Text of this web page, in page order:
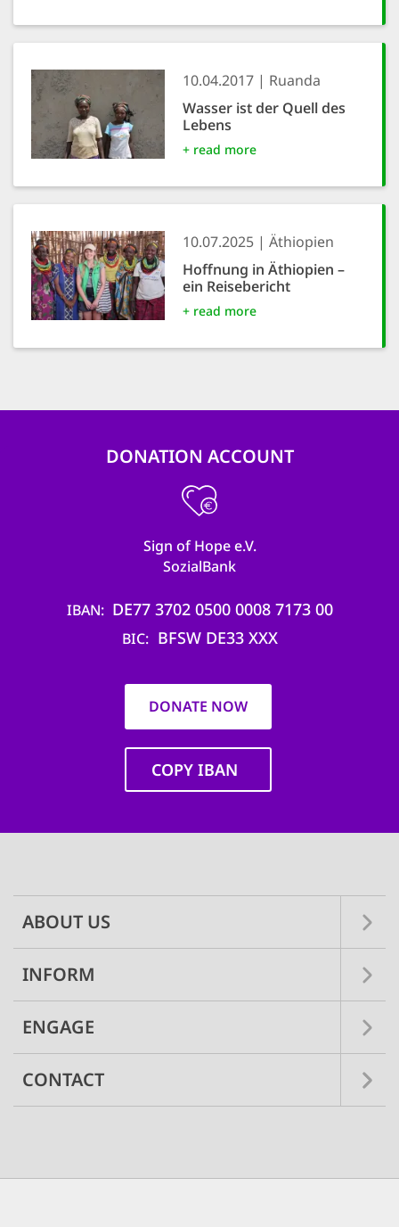
10.04.2017
Ruanda
Wasser ist der Quell des
Lebens
+ read more
10.07.2025
Äthiopien
Hoffnung in Äthiopien –
ein Reisebericht
+ read more
DONATION ACCOUNT
Sign of Hope e.V.
SozialBank
IBAN DE77 3702 0500 0008 7173 00
BIC BFSW DE33 XXX
DONATE NOW
COPY IBAN
ABOUT US
INFORM
ENGAGE
CONTACT